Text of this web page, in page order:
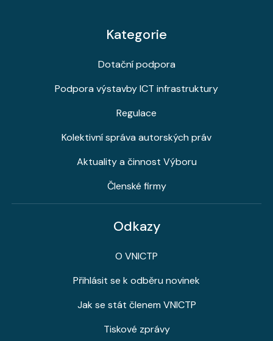
Kategorie
Dotační podpora
Podpora výstavby ICT infrastruktury
Regulace
Kolektivní správa autorských práv
Aktuality a činnost Výboru
Členské firmy
Odkazy
O VNICTP
Přihlásit se k odběru novinek
Jak se stát členem VNICTP
Tiskové zprávy